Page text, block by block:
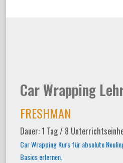
Car Wrapping
FRESHMAN
Dauer: 1 Tag / 8
Car Wrapping Kurs für absolute
Basics erlernen.